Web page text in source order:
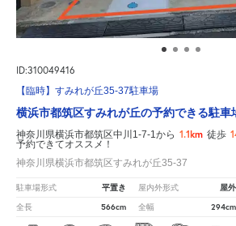
ID:310049416
【臨時】すみれが丘35-37駐車場
横浜市都筑区すみれが丘の予約できる駐車
神奈川県横浜市都筑区中川1-7-1から 1.1km 徒歩
予約できてオススメ！
神奈川県横浜市都筑区すみれが丘35-37
駐車場形式 平置き 屋内外形式 屋外
全長 566cm 全幅 294cm